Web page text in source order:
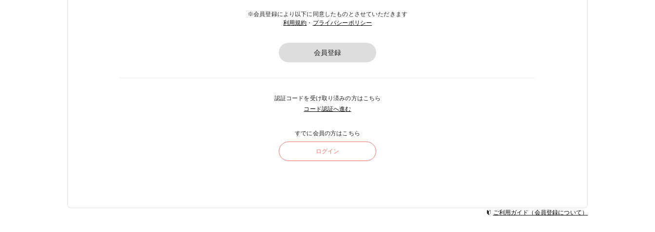
※会員登録により以下に同意したものとさせていただきます
利用規約 ・ プライバシーポリシー
会員登録
認証コードを受け取り済みの方はこちら
コード認証へ進む
すでに会員の方はこちら
ログイン
ご利用ガイド（会員登録について）